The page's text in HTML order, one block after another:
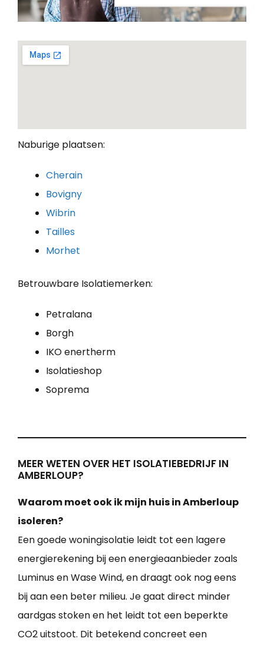
Naburige plaatsen:
Cherain
Bovigny
Wibrin
Tailles
Morhet
Betrouwbare Isolatiemerken:
Petralana
Borgh
IKO enertherm
Isolatieshop
Soprema
MEER WETEN OVER HET ISOLATIEBEDRIJF IN
AMBERLOUP?
Waarom moet ook ik mijn huis in Amberloup
isoleren?
Een goede woningisolatie leidt tot een lagere
energierekening bij een energieaanbieder zoals
Luminus en Wase Wind, en draagt ook nog eens
bij aan een beter milieu. Je gaat direct minder
aardgas stoken en het leidt tot een beperkte
CO2 uitstoot. Dit betekend concreet een